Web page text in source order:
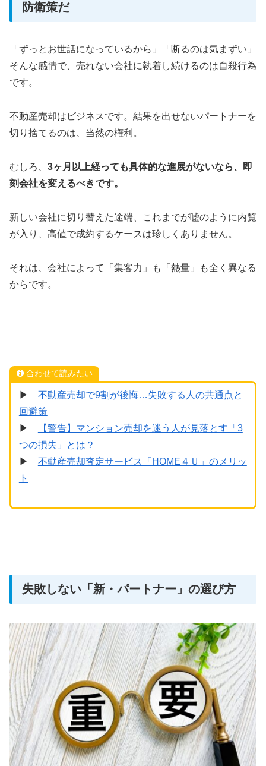
防衛策だ
「ずっとお世話になっているから」「断るのは気まずい」
そんな感情で、売れない会社に執着し続けるのは自殺行為
です。
不動産売却はビジネスです。結果を出せないパートナーを
切り捨てるのは、当然の権利。
むしろ、 3ヶ月以上経っても具体的な進展がないなら、即
刻会社を変えるべきです。
新しい会社に切り替えた途端、これまでが嘘のように内覧
が入り、高値で成約するケースは珍しくありません。
それは、会社によって「集客力」も「熱量」も全く異なる
からです。
合わせて読みたい
▶ 不動産売却で9割が後悔…失敗する人の共通点と
回避策
▶
【警告】マンション売却を迷う人が見落とす「3
つの損失」とは？
▶ 不動産売却査定サービス「HOME４Ｕ」のメリッ
ト
失敗しない「新・パートナー」の選び方